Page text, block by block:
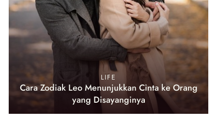
LIFE
Cara Zodiak Leo Menunjukkan Cinta ke Orang
yang Disayanginya